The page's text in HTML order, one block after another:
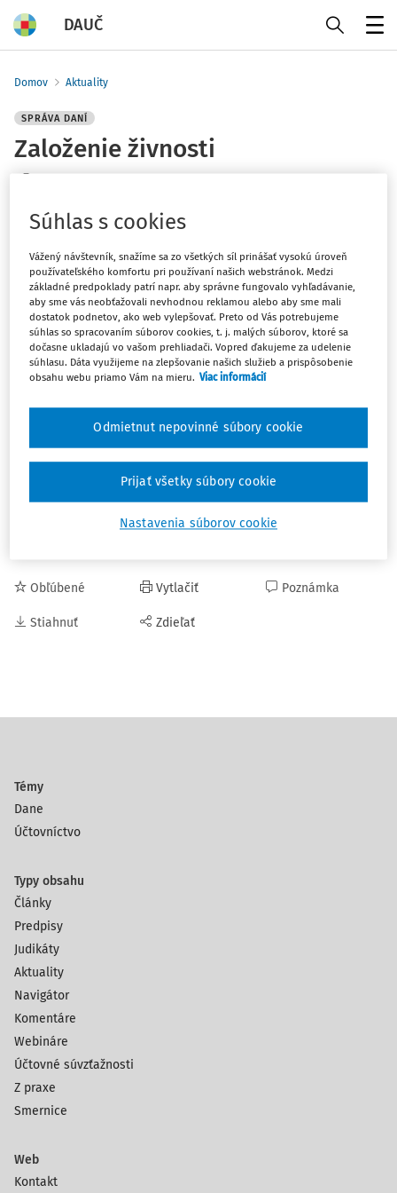
DAUČ
Domov Aktuality
SPRÁVA DANÍ
Založenie živnosti
Vydané:
15. 1. 2025
1 minúta čítania
Založil som si živnosť. Potrebujem pre pridelenie
daňového identifikačného čísla (DIČ) navštíviť pobočku
daňového úradu alebo zaslať nejakú žiadosť? Ak áno,
existuje formulár žiadosti akde ho nájdem?
Ak ste si založili živnosť, správca dane vás zaregistruje z
príjmov samostatnou žiadosťou. Správca dane vás
z registra právnických osôb, podnikateľov a orgánov
a pridelí daňové identifikačné číslo (DIČ).
Obľúbené
Stiahnuť
Vytlačiť
Zdieľať
Poznámka
Témy
Dane
Účtovníctvo
Typy obsahu
Články
Predpisy
Judikáty
Aktuality
Navigátor
Komentáre
Webináre
Účtovné súvzťažnosti
Z praxe
Smernice
Web
Kontakt
Súhlas s cookies
Vážený návštevník, snažíme sa zo všetkých síl prinášať vysokú úroveň
používateľského komfortu pri používaní našich webstránok. Medzi
základné predpoklady patrí napr. aby správne fungovalo vyhľadávanie,
aby sme vás neobťažovali nevhodnou reklamou alebo aby sme mali
dostatok podnetov, ako web vylepšovať. Preto od Vás potrebujeme
súhlas so spracovaním súborov cookies, t. j. malých súborov, ktoré sa
dočasne ukladajú vo vašom prehliadači. Vopred ďakujeme za udelenie
súhlasu. Dáta využijeme na zlepšovanie našich služieb a prispôsobenie
obsahu webu priamo Vám na mieru. Viac informácií
Nastavenia súborov cookie
Odmietnut nepovinné súbory cookie
Prijať všetky súbory cookie